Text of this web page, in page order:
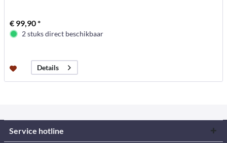
€ 99,90 *
2 stuks direct beschikbaar
Details
Service hotline